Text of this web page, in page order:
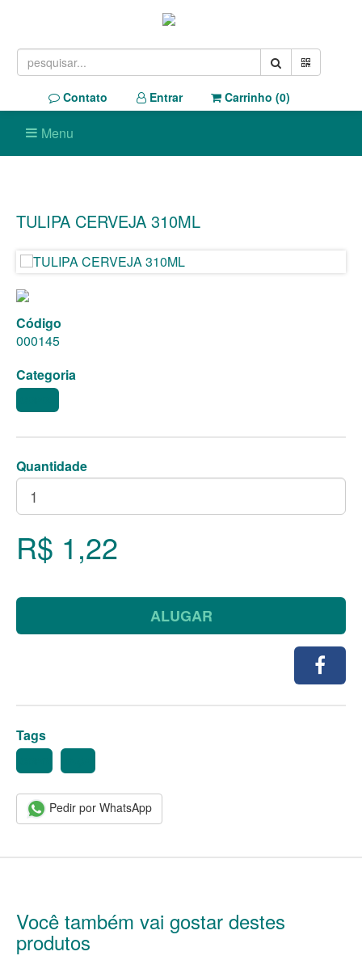
Contato Entrar Carrinho (0)
Menu
TULIPA CERVEJA 310ML
Código
000145
Categoria
Quantidade
R$ 1,22
ALUGAR
Tags
Pedir por WhatsApp
Você também vai gostar destes
produtos